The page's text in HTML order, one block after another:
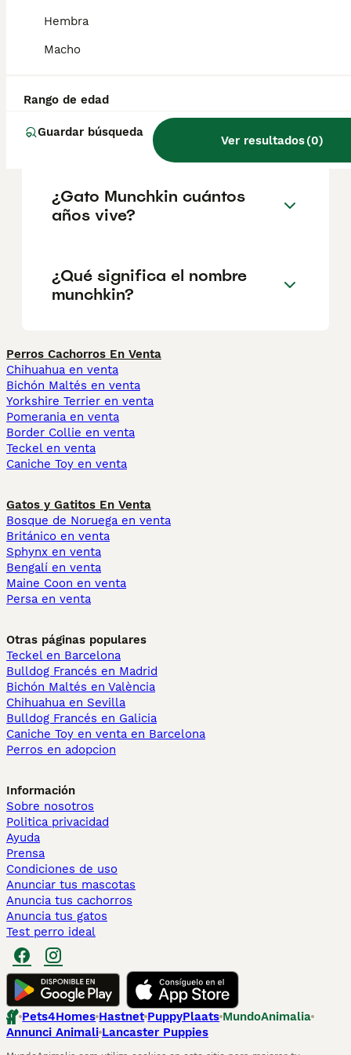
Hembra
Macho
Rango de edad
Guardar búsqueda
Ver resultados(0)
criadores responsables que garanticen la
Informarse bien y comparar opciones antes
¿Qué es un gato Munchkin?
¿Gato Munchkin cuántos
años vive?
¿Qué significa el nombre
munchkin?
Perros Cachorros En Venta
Chihuahua en venta
Bichón Maltés en venta
Yorkshire Terrier en venta
Pomerania en venta
Border Collie en venta
Teckel en venta
Caniche Toy en venta
Gatos y Gatitos En Venta
Bosque de Noruega en venta
Británico en venta
Sphynx en venta
Bengalí en venta
Maine Coon en venta
Persa en venta
Otras páginas populares
Teckel en Barcelona
Bulldog Francés en Madrid
Bichón Maltés en València
Chihuahua en Sevilla
Bulldog Francés en Galicia
Caniche Toy en venta en Barcelona
Perros en adopcion
Información
Sobre nosotros
Politica privacidad
Ayuda
Prensa
Condiciones de uso
Anunciar tus mascotas
Anuncia tus cachorros
Anuncia tus gatos
Test perro ideal
Pets4Homes Hastnet PuppyPlaats MundoAnimalia
Annunci Animali Lancaster Puppies